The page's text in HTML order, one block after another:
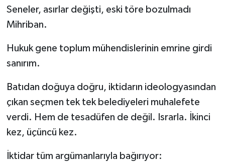
Seneler, asırlar değişti, eski töre bozulmadı
Mihriban.
Hukuk gene toplum mühendislerinin emrine girdi
sanırım.
Batıdan doğuya doğru, iktidarın ideologyasından
çıkan seçmen tek tek belediyeleri muhalefete
verdi. Hem de tesadüfen de değil. Israrla. İkinci
kez, üçüncü kez.
İktidar tüm argümanlarıyla bağırıyor: